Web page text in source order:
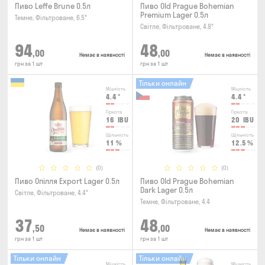
Пиво Leffe Brune 0.5л
Темне, Фільтроване, 6.5°
94,00
грн за 1 шт
Немає в наявності
Пиво Old Prague Bohemian
Premium Lager 0.5л
Світле, Фільтроване, 4.8°
48,00
грн за 1 шт
Немає в наявності
Міцність
4.4 °
Гіркота
16 IBU
Щільність
11 %
(0)
Пиво Опілля Export Lager 0.5л
Світле, Фільтроване, 4.4°
37,50
грн за 1 шт
Немає в наявності
Міцність
4.4 °
Гіркота
20 IBU
Щільність
12.5 %
(0)
Тільки онлайн
Пиво Old Prague Bohemian
Dark Lager 0.5л
Темне, Фільтроване, 4.4
48,00
грн за 1 шт
Немає в наявності
Міцність
Тільки онлайн
Міцність
Тільки онлайн